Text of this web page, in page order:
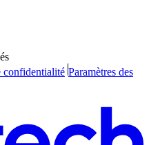
confidentialité Paramètres des